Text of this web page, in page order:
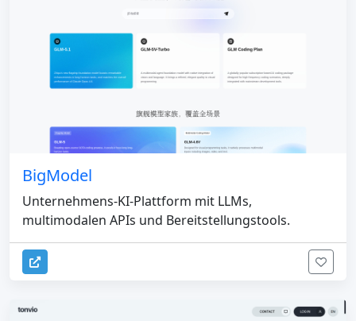
BigModel
Unternehmens-KI-Plattform mit LLMs,
multimodalen APIs und Bereitstellungstools.